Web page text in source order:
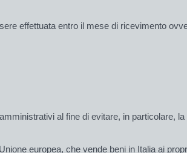
effettuata entro il mese di ricevimento
al fine di evitare, in particolare,
europea, che vende beni in Italia ai